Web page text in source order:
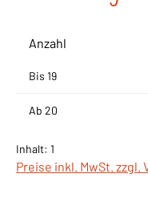
Anzahl
Bis 19
Ab 20
Inhalt: 1
Preise inkl. MwSt. zzgl.